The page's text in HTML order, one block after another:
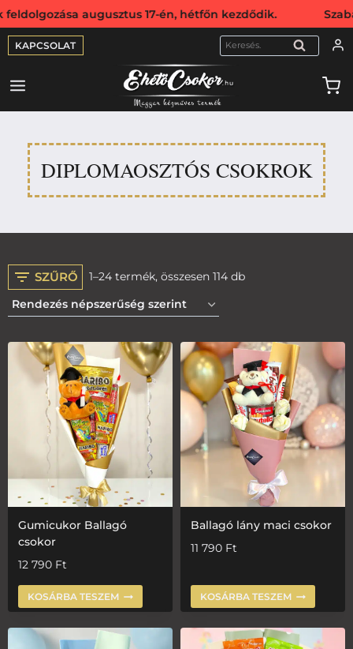
17-én, hétfőn kezdődik. Szabadság
KAPCSOLAT KERESÉS
DIPLOMAOSZTÓS CSOKROK
SZŰRŐ 1–24 termék, összesen 114 db
Gumicukor Ballagó
csokor
12 790 Ft
KOSÁRBA TESZEM
Ballagó lány maci csokor
11 790 Ft
KOSÁRBA TESZEM